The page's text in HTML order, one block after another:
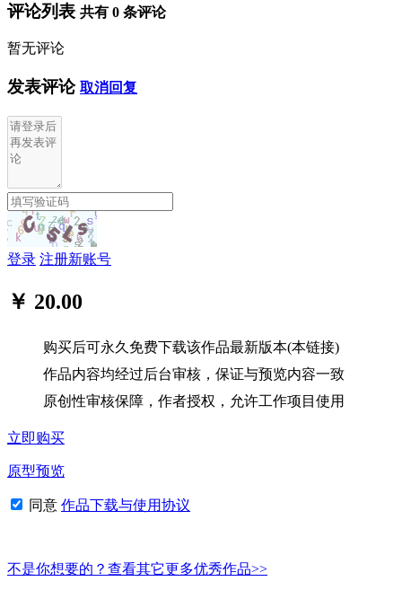
评论列表 共有 0 条评论
暂无评论
发表评论 取消回复
登录 注册新账号
￥ 20.00
购买后可永久免费下载该作品最新版本(本链接)
作品内容均经过后台审核，保证与预览内容一致
原创性审核保障，作者授权，允许工作项目使用
立即购买
原型预览
同意 作品下载与使用协议
不是你想要的？查看其它更多优秀作品>>